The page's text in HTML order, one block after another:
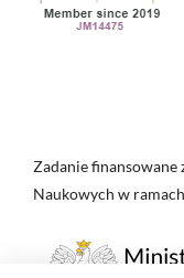
Zadanie finansowane
Naukowych w